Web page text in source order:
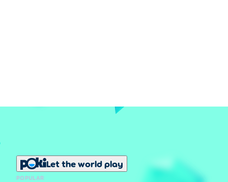
Let the world play
POPULAR